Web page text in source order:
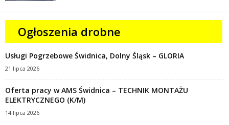
Ogłoszenia drobne
Usługi Pogrzebowe Świdnica, Dolny Śląsk – GLORIA
21 lipca 2026
Oferta pracy w AMS Świdnica – TECHNIK MONTAŻU
ELEKTRYCZNEGO (K/M)
14 lipca 2026